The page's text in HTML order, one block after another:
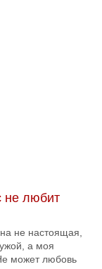
не любит
не настоящая,
а моя
может любовь